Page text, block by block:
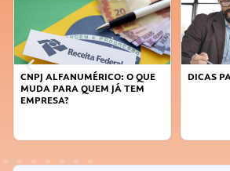
DICAS PARA OBTER CRÉDITO
FAÇA A